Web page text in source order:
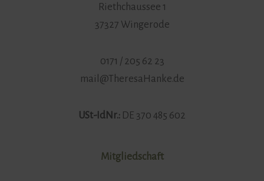
Riethchaussee 1
37327 Wingerode
0171 / 205 62 23
mail@TheresaHanke.de
USt-IdNr.: DE 370 485 602
Mitgliedschaft